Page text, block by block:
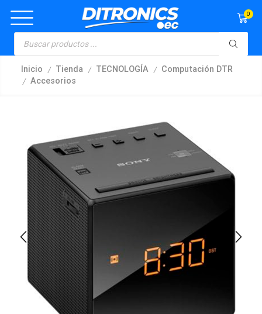
0
Inicio / Tienda / TECNOLOGÍA / Computación DTR
/ Accesorios